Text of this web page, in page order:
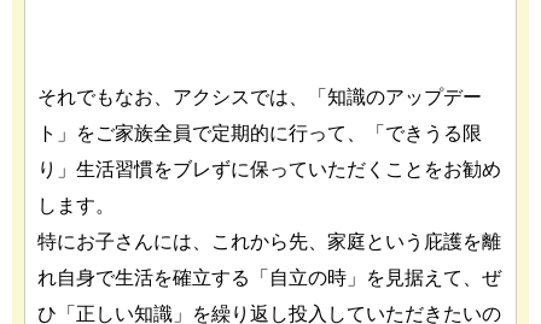
それでもなお、アクシスでは、「知識のアップデー
ト」をご家族全員で定期的に行って、「できうる限
り」生活習慣をブレずに保っていただくことをお勧め
します。
特にお子さんには、これから先、家庭という庇護を離
れ自身で生活を確立する「自立の時」を見据えて、ぜ
ひ「正しい知識」を繰り返し投入していただきたいの